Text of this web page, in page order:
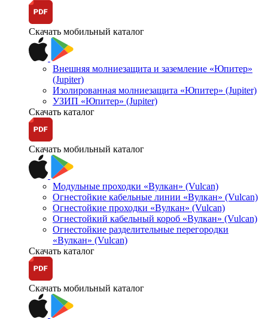
Скачать мобильный каталог
Внешняя молниезащита и заземление «Юпитер»
(Jupiter)
Изолированная молниезащита «Юпитер» (Jupiter)
УЗИП «Юпитер» (Jupiter)
Скачать каталог
Скачать мобильный каталог
Модульные проходки «Вулкан» (Vulcan)
Огнестойкие кабельные линии «Вулкан» (Vulcan)
Огнестойкие проходки «Вулкан» (Vulcan)
Огнестойкий кабельный короб «Вулкан» (Vulcan)
Огнестойкие разделительные перегородки
«Вулкан» (Vulcan)
Скачать каталог
Скачать мобильный каталог